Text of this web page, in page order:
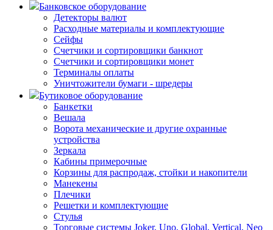
Банковское оборудование
Детекторы валют
Расходные материалы и комплектующие
Сейфы
Счетчики и сортировщики банкнот
Счетчики и сортировщики монет
Терминалы оплаты
Уничтожители бумаги - шредеры
Бутиковое оборудование
Банкетки
Вешала
Ворота механические и другие охранные
устройства
Зеркала
Кабины примерочные
Корзины для распродаж, стойки и накопители
Манекены
Плечики
Решетки и комплектующие
Стулья
Торговые системы Joker, Uno, Global, Vertical, Neo